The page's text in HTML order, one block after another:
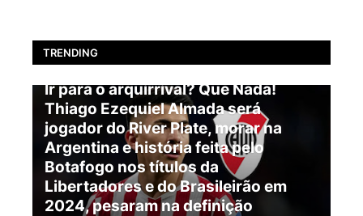
TRENDING
BOTAFOGO
Ir para o arquirrival? Que Nada!
Thiago Ezequiel Almada será
jogador do River Plate, morar na
Argentina e história feita pelo
Botafogo nos títulos da
Libertadores e do Brasileirão em
2024, pesaram na definição